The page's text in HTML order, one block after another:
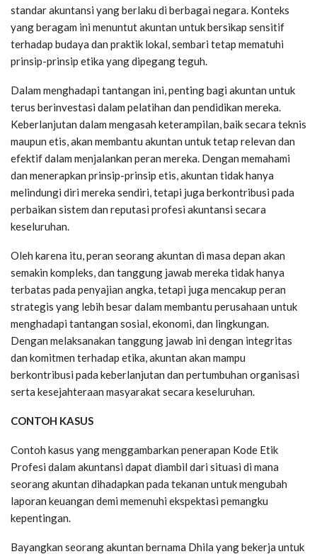
standar akuntansi yang berlaku di berbagai negara. Konteks
yang beragam ini menuntut akuntan untuk bersikap sensitif
terhadap budaya dan praktik lokal, sembari tetap mematuhi
prinsip-prinsip etika yang dipegang teguh.
Dalam menghadapi tantangan ini, penting bagi akuntan untuk
terus berinvestasi dalam pelatihan dan pendidikan mereka.
Keberlanjutan dalam mengasah keterampilan, baik secara teknis
maupun etis, akan membantu akuntan untuk tetap relevan dan
efektif dalam menjalankan peran mereka. Dengan memahami
dan menerapkan prinsip-prinsip etis, akuntan tidak hanya
melindungi diri mereka sendiri, tetapi juga berkontribusi pada
perbaikan sistem dan reputasi profesi akuntansi secara
keseluruhan.
Oleh karena itu, peran seorang akuntan di masa depan akan
semakin kompleks, dan tanggung jawab mereka tidak hanya
terbatas pada penyajian angka, tetapi juga mencakup peran
strategis yang lebih besar dalam membantu perusahaan untuk
menghadapi tantangan sosial, ekonomi, dan lingkungan.
Dengan melaksanakan tanggung jawab ini dengan integritas
dan komitmen terhadap etika, akuntan akan mampu
berkontribusi pada keberlanjutan dan pertumbuhan organisasi
serta kesejahteraan masyarakat secara keseluruhan.
CONTOH KASUS
Contoh kasus yang menggambarkan penerapan Kode Etik
Profesi dalam akuntansi dapat diambil dari situasi di mana
seorang akuntan dihadapkan pada tekanan untuk mengubah
laporan keuangan demi memenuhi ekspektasi pemangku
kepentingan.
Bayangkan seorang akuntan bernama Dhila yang bekerja untuk